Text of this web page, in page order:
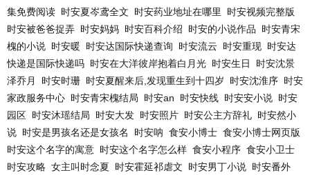
集免费阅读 时安夏岑鸢全文 时安药业地址在哪里
时安视频完整版
时安被爸爸捉弄 时安妈妈 时安百科介绍 时安的小说作品
时安青宋
槐的小说 时安暖 时安达国际快递查询 时安流云 时安重现 时安达
快递是国际快递吗 时安在大洋彼岸抱着白月光 时安生日
时安沈景
泽乔月
时安时珊 时安夏醒来后,发现重生到十四岁 时安沈淮序 时安
家政服务中心 时安青宋槐结局 时安an 时安快线 时安安小说 时安
园区 时安沐瑶结局 时安大发 时安照片 时安公主方辞礼 时安然小
说 时安是男孩名还是女孩名 时安呐 食安小博士 食安小博士网页版
时安这个名字的寓意 时安这个名字怎么样 食安小程序 食安小卫士
时安攻略 女主叫时念夏 时安霍延祁虐文 时安男丁小说 时安番外